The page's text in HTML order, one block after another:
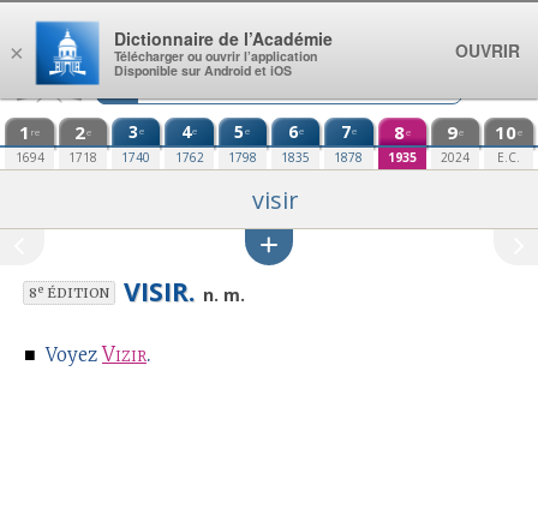
Aller au contenu
1 re
1694
2e
1718
3e
1740
4e
1762
5e
1798
6e
1835
7e
1878
8e
1935
9e
2024
10e
E.C.
visir
8eÉDITION VISIR. n. m.
■Voyez Vizir.
×
Dictionnaire de l’Académie
Télécharger ou ouvrir l’application
Disponible sur Android et iOS
OUVRIR